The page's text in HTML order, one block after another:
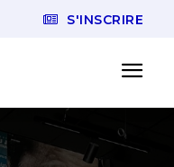
S'INSCRIRE